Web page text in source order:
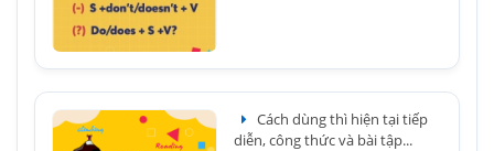
Cách dùng thì hiện tại tiếp
diễn, công thức và bài tập...